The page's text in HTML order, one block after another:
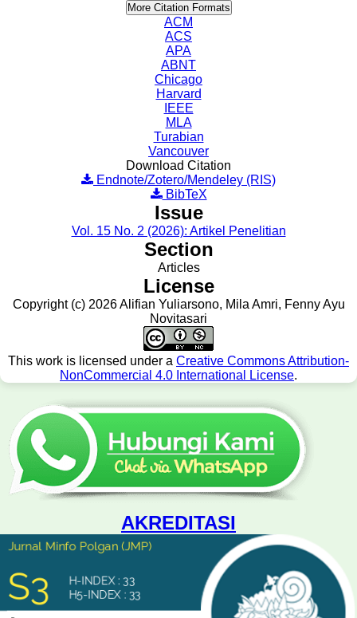
More Citation Formats
ACM
ACS
APA
ABNT
Chicago
Harvard
IEEE
MLA
Turabian
Vancouver
Download Citation
Endnote/Zotero/Mendeley (RIS)
BibTeX
Issue
Vol. 15 No. 2 (2026): Artikel Penelitian
Section
Articles
License
Copyright (c) 2026 Alifian Yuliarsono, Mila Amri, Fenny Ayu
Novitasari
This work is licensed under a Creative Commons Attribution-
NonCommercial 4.0 International License.
AKREDITASI